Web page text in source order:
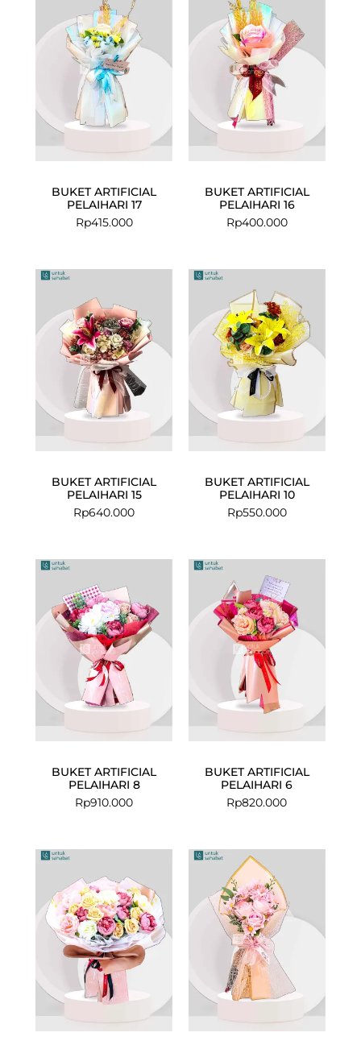
BUKET ARTIFICIAL
PELAIHARI 17
Rp415.000
BUKET ARTIFICIAL
PELAIHARI 16
Rp400.000
BUKET ARTIFICIAL
PELAIHARI 15
Rp640.000
BUKET ARTIFICIAL
PELAIHARI 10
Rp550.000
BUKET ARTIFICIAL
PELAIHARI 8
Rp910.000
BUKET ARTIFICIAL
PELAIHARI 6
Rp820.000